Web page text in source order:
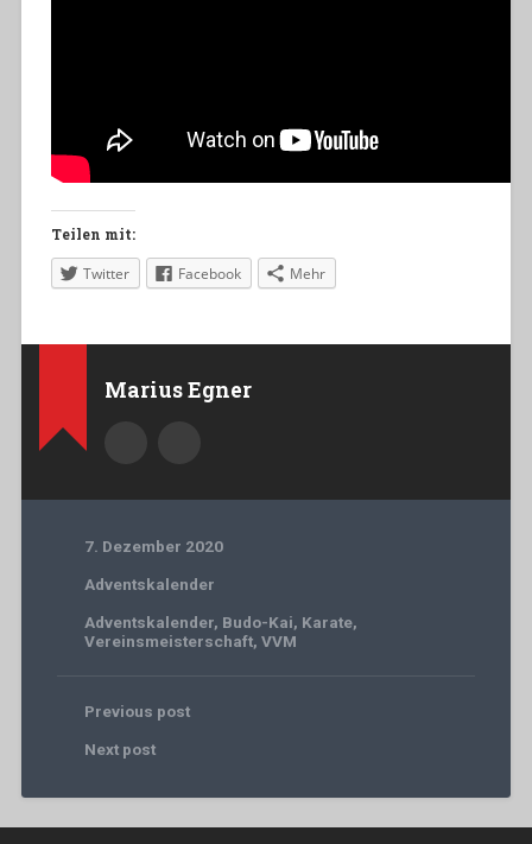
Teilen mit:
Twitter Facebook Mehr
Marius Egner
7. Dezember 2020
Adventskalender
Adventskalender, Budo-Kai, Karate,
Vereinsmeisterschaft, VVM
Previous post
Next post